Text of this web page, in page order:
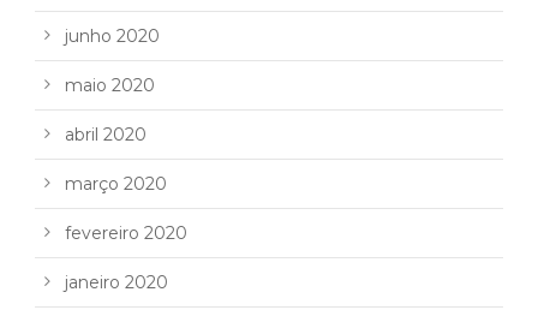
junho 2020
maio 2020
abril 2020
março 2020
fevereiro 2020
janeiro 2020